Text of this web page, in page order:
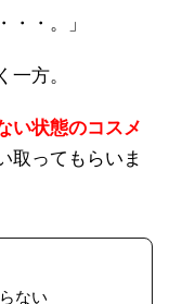
・・。」
一方。
い状態のコスメ
取ってもらいま
ない